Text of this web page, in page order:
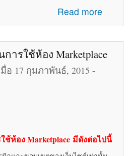
Read more
พเดทข่าวสารเกี่ยวกับ Drupal ใน
ประเทศไทย
ารใช้ห้อง Marketplace
มื่อ 17 กุมภาพันธ์, 2015 -
ช้ห้อง Marketplace มีดังต่อไปนี้